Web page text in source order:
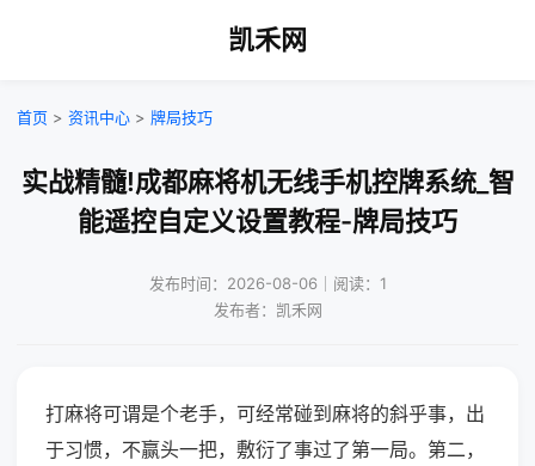
凯禾网
首页 > 资讯中心 > 牌局技巧
实战精髓!成都麻将机无线手机控牌系统_智
能遥控自定义设置教程-牌局技巧
发布时间：2026-08-06｜阅读：1
发布者：凯禾网
打麻将可谓是个老手，可经常碰到麻将的斜乎事，出
于习惯，不赢头一把，敷衍了事过了第一局。第二，